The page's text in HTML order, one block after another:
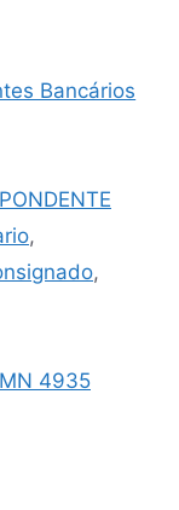
Bancários
,
,
4935